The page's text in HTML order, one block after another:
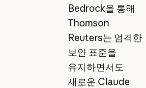
Bedrock을 통해
Thomson
Reuters는 엄격한
보안 표준을
유지하면서도
새로운 Claude